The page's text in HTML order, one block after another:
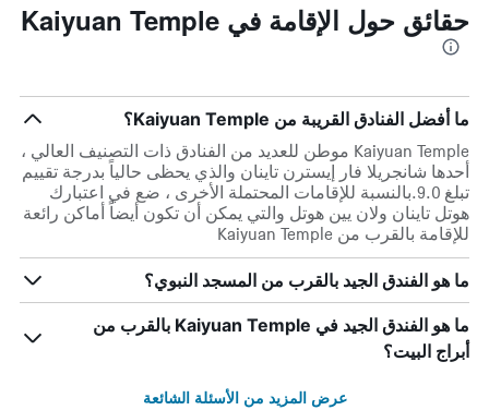
حقائق حول الإقامة في Kaiyuan Temple
ما أفضل الفنادق القريبة من Kaiyuan Temple؟
Kaiyuan Temple موطن للعديد من الفنادق ذات التصنيف العالي ،
أحدها شانجريلا فار إيسترن تاينان والذي يحظى حالياً بدرجة تقييم
تبلغ 9.0.بالنسبة للإقامات المحتملة الأخرى ، ضع في اعتبارك
هوتل تاينان ولان يين هوتل والتي يمكن أن تكون أيضاً أماكن رائعة
للإقامة بالقرب من Kaiyuan Temple
ما هو الفندق الجيد بالقرب من المسجد النبوي؟
ما هو الفندق الجيد في Kaiyuan Temple بالقرب من
أبراج البيت؟
عرض المزيد من الأسئلة الشائعة